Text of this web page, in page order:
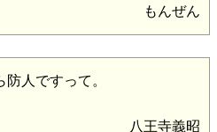
もんぜん
人ですって。
八王寺義昭